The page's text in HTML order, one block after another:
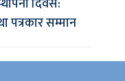
दिवस:
पत्रकार सम्मान